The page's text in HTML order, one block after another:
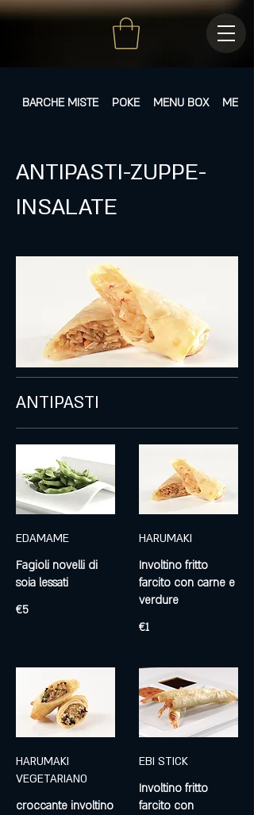
BARCHE MISTE POKE MENU BOX MENÙ
ANTIPASTI-ZUPPE-
INSALATE
ANTIPASTI
EDAMAME
Fagioli novelli di
soia lessati
€5
HARUMAKI
Involtino fritto
farcito con carne e
verdure
€1
HARUMAKI
VEGETARIANO
croccante involtino
EBI STICK
Involtino fritto
farcito con